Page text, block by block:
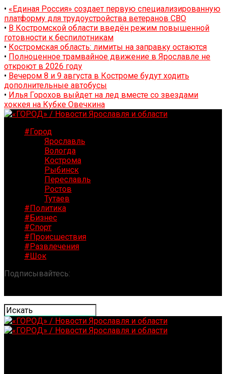
• «Единая Россия» создает первую специализированную
платформу для трудоустройства ветеранов СВО
• В Костромской области введён режим повышенной
готовности к беспилотникам
• Костромская область: лимиты на заправку остаются
• Полноценное трамвайное движение в Ярославле не
откроют в 2026 году
• Вечером 8 и 9 августа в Костроме будут ходить
дополнительные автобусы
• Илья Горохов выйдет на лед вместе со звездами
хоккея на Кубке Овечкина
#Город
Ярославль
Вологда
Кострома
Рыбинск
Переславль
Ростов
Тутаев
#Политика
#Бизнес
#Спорт
#Происшествия
#Развлечения
#Шок
Подписывайтесь: